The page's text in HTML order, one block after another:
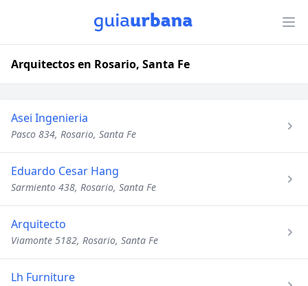
Arquitectos en Rosario, Santa Fe
Asei Ingenieria
Pasco 834, Rosario, Santa Fe
Eduardo Cesar Hang
Sarmiento 438, Rosario, Santa Fe
Arquitecto
Viamonte 5182, Rosario, Santa Fe
Lh Furniture